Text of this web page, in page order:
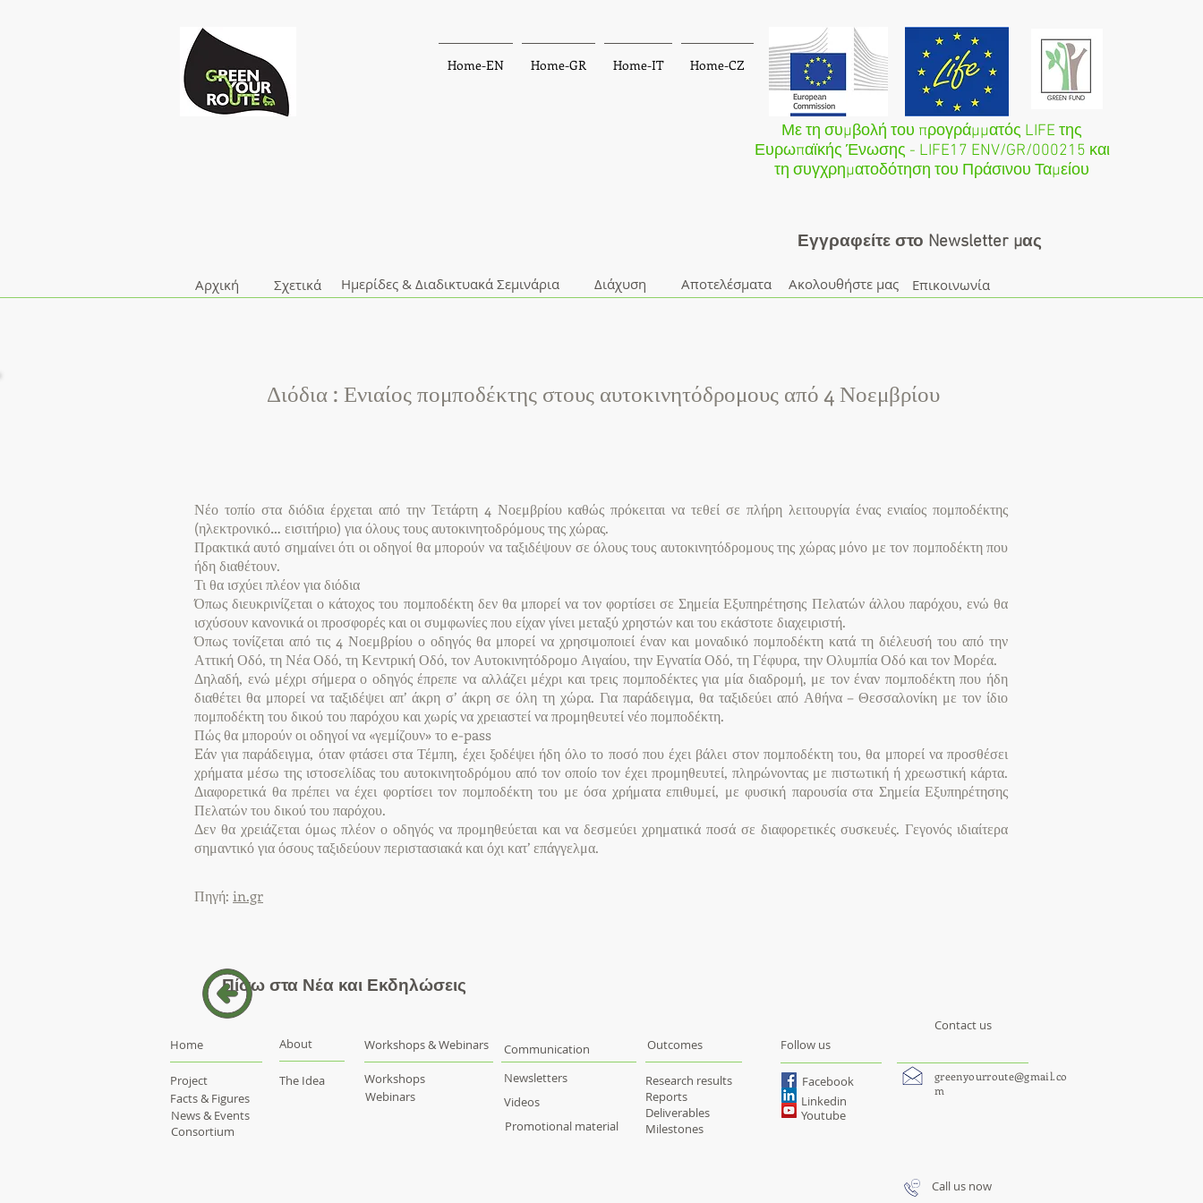
Home-EN Home-GR Home-IT Home-CZ
Με τη συμβολή του προγράμματός LIFE της
Ευρωπαϊκής Ένωσης - LIFE17 ENV/GR/000215 και
τη συγχρηματοδότηση του Πράσινου Ταμείου
Εγγραφείτε στο Newsletter μας
Ημερίδες & Διαδικτυακά Σεμινάρια
Σχετικά
Αρχική Διάχυση Αποτελέσματα Ακολουθήστε μας Επικοινωνία
Διόδια : Ενιαίος πομποδέκτης στους αυτοκινητόδρομους από 4 Νοεμβρίου
Νέο τοπίο στα διόδια έρχεται από την Τετάρτη 4 Νοεμβρίου καθώς πρόκειται να τεθεί σε πλήρη λειτουργία ένας ενιαίος πομποδέκτης
(ηλεκτρονικό… εισιτήριο) για όλους τους αυτοκινητοδρόμους της χώρας.
Πρακτικά αυτό σημαίνει ότι οι οδηγοί θα μπορούν να ταξιδέψουν σε όλους τους αυτοκινητόδρομους της χώρας μόνο με τον πομποδέκτη που
ήδη διαθέτουν.
Τι θα ισχύει πλέον για διόδια
Όπως διευκρινίζεται ο κάτοχος του πομποδέκτη δεν θα μπορεί να τον φορτίσει σε Σημεία Εξυπηρέτησης Πελατών άλλου παρόχου, ενώ θα
ισχύσουν κανονικά οι προσφορές και οι συμφωνίες που είχαν γίνει μεταξύ χρηστών και του εκάστοτε διαχειριστή.
Όπως τονίζεται από τις 4 Νοεμβρίου ο οδηγός θα μπορεί να χρησιμοποιεί έναν και μοναδικό πομποδέκτη κατά τη διέλευσή του από την
Αττική Οδό, τη Νέα Οδό, τη Κεντρική Οδό, τον Αυτοκινητόδρομο Αιγαίου, την Εγνατία Οδό, τη Γέφυρα, την Ολυμπία Οδό και τον Μορέα.
Δηλαδή, ενώ μέχρι σήμερα ο οδηγός έπρεπε να αλλάζει μέχρι και τρεις πομποδέκτες για μία διαδρομή, με τον έναν πομποδέκτη που ήδη
διαθέτει θα μπορεί να ταξιδέψει απ’ άκρη σ’ άκρη σε όλη τη χώρα. Για παράδειγμα, θα ταξιδεύει από Αθήνα – Θεσσαλονίκη με τον ίδιο
πομποδέκτη του δικού του παρόχου και χωρίς να χρειαστεί να προμηθευτεί νέο πομποδέκτη.
Πώς θα μπορούν οι οδηγοί να «γεμίζουν» το e-pass
Eάν για παράδειγμα, όταν φτάσει στα Τέμπη, έχει ξοδέψει ήδη όλο το ποσό που έχει βάλει στον πομποδέκτη του, θα μπορεί να προσθέσει
χρήματα μέσω της ιστοσελίδας του αυτοκινητοδρόμου από τον οποίο τον έχει προμηθευτεί, πληρώνοντας με πιστωτική ή χρεωστική κάρτα.
Διαφορετικά θα πρέπει να έχει φορτίσει τον πομποδέκτη του με όσα χρήματα επιθυμεί, με φυσική παρουσία στα Σημεία Εξυπηρέτησης
Πελατών του δικού του παρόχου.
Δεν θα χρειάζεται όμως πλέον ο οδηγός να προμηθεύεται και να δεσμεύει χρηματικά ποσά σε διαφορετικές συσκευές. Γεγονός ιδιαίτερα
σημαντικό για όσους ταξιδεύουν περιστασιακά και όχι κατ’ επάγγελμα.
Πηγή: in.gr
Πίσω στα Νέα και Εκδηλώσεις
Home About
Project
Facts & Figures
News & Events
Consortium
The Idea
Contact us
Follow us
Communication
Newsletters
Videos
Promotional material
Workshops & Webinars
Workshops
Webinars
Outcomes
Research results
Reports
Deliverables
Milestones
Facebook
Linkedin
Youtube
greenyourroute@gmail.co
m
Call us now